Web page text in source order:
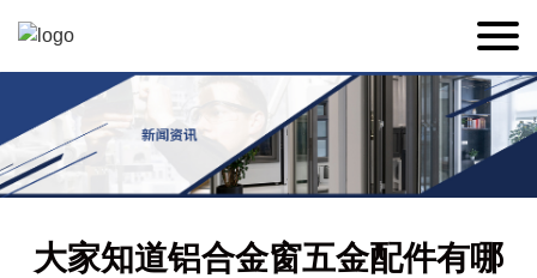
大家知道铝合金窗五金配件有哪